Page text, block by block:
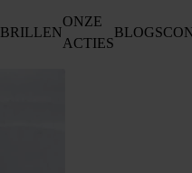
BRILLEN
ONZE
ACTIES
BLOGS